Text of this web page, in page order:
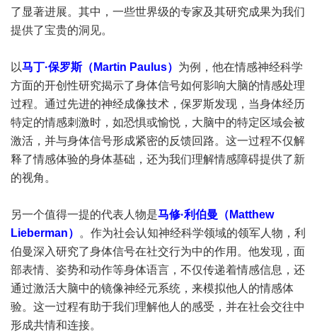
了显著进展。其中，一些世界级的专家及其研究成果为我们
提供了宝贵的洞见。
以马丁·保罗斯（Martin Paulus） 为例，他在情感神经科学
方面的开创性研究揭示了身体信号如何影响大脑的情感处理
过程。通过先进的神经成像技术，保罗斯发现，当身体经历
特定的情感刺激时，如恐惧或愉悦，大脑中的特定区域会被
激活，并与身体信号形成紧密的反馈回路。这一过程不仅解
释了情感体验的身体基础，还为我们理解情感障碍提供了新
的视角。
另一个值得一提的代表人物是马修·利伯曼（Matthew
Lieberman）
。作为社会认知神经科学领域的领军人物，利
伯曼深入研究了身体信号在社交行为中的作用。他发现，面
部表情、姿势和动作等身体语言，不仅传递着情感信息，还
通过激活大脑中的镜像神经元系统，来模拟他人的情感体
验。这一过程有助于我们理解他人的感受，并在社会交往中
形成共情和连接。